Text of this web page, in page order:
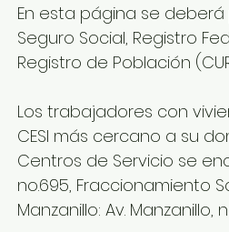
En esta página se
Seguro Social, Registro
Registro de Población
Los trabajadores con
CESI más cercano a su
Centros de Servicio se
no.695, Fraccionamiento
Manzanillo: Av. Manzanillo,